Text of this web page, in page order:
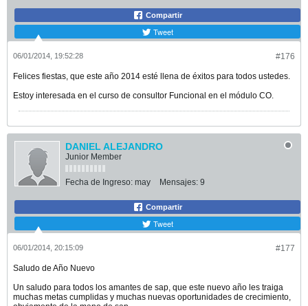
Compartir
Tweet
#176
06/01/2014, 19:52:28
Felices fiestas, que este año 2014 esté llena de éxitos para todos ustedes.
Estoy interesada en el curso de consultor Funcional en el módulo CO.
DANIEL ALEJANDRO
Junior Member
Fecha de Ingreso: may Mensajes: 9
Compartir
Tweet
#177
06/01/2014, 20:15:09
Saludo de Año Nuevo
Un saludo para todos los amantes de sap, que este nuevo año les traiga
muchas metas cumplidas y muchas nuevas oportunidades de crecimiento,